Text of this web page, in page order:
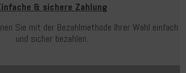
& sichere Zahlung
Sie mit der Bezahlmethode Ihrer Wahl einfach
und sicher bezahlen.